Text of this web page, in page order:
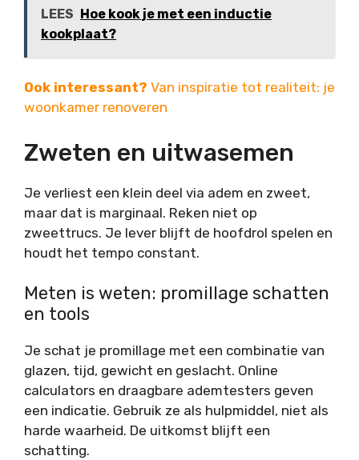
LEES Hoe kook je met een inductie
kookplaat?
Ook interessant? Van inspiratie tot realiteit: je
woonkamer renoveren
Zweten en uitwasemen
Je verliest een klein deel via adem en zweet,
maar dat is marginaal. Reken niet op
zweettrucs. Je lever blijft de hoofdrol spelen en
houdt het tempo constant.
Meten is weten: promillage schatten
en tools
Je schat je promillage met een combinatie van
glazen, tijd, gewicht en geslacht. Online
calculators en draagbare ademtesters geven
een indicatie. Gebruik ze als hulpmiddel, niet als
harde waarheid. De uitkomst blijft een
schatting.